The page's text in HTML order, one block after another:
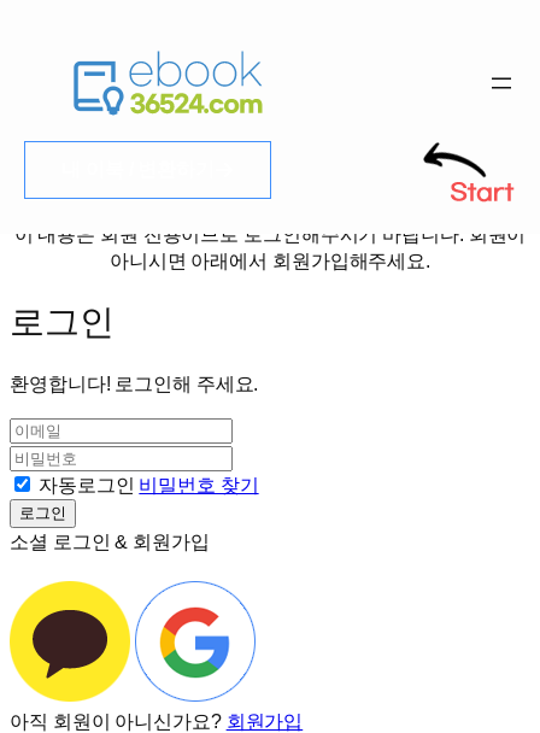
바
기
이 내용은 회원 전용이므로 로그인해주시기 바랍니다. 회원이
아니시면 아래에서 회원가입해주세요.
로그인
환영합니다! 로그인해 주세요.
이
메
일
비
밀
번
호
자동로그인 비밀번호 찾기
로그인
소셜 로그인 & 회원가입
아직 회원이 아니신가요? 회원가입